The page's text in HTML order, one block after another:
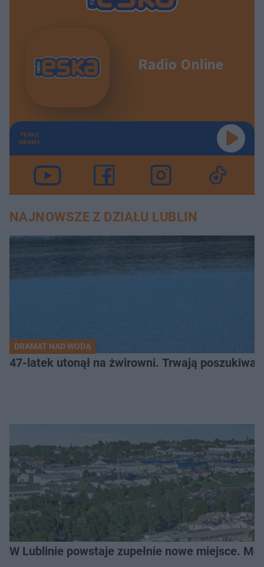
Radio Online
TERAZ
GRAMY
NAJNOWSZE Z DZIAŁU LUBLIN
DRAMAT NAD WODĄ
47-latek utonął na żwirowni. Trwają
W Lublinie powstaje zupełnie nowe miejsce.